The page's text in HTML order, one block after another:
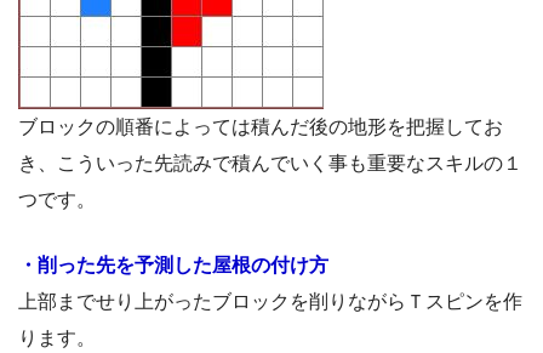
ブロックの順番によっては積んだ後の地形を把握してお
き、こういった先読みで積んでいく事も重要なスキルの１
つです。
・削った先を予測した屋根の付け方
上部までせり上がったブロックを削りながらＴスピンを作
ります。